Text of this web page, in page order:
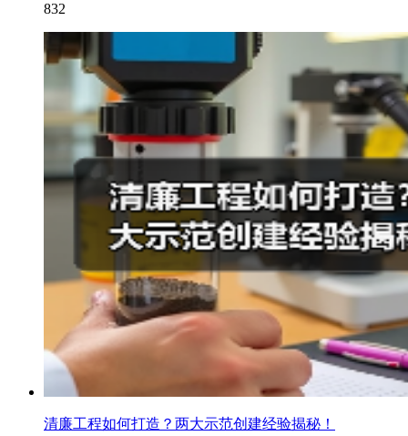
832
清廉工程如何打造？两大示范创建经验揭秘！